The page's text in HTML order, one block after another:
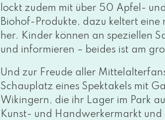
lockt zudem mit über 50 Apfel-
Biohof-Produkte, dazu kel­tert
her. Kinder kön­nen an spe­zi­el­len
und infor­mie­ren – bei­des ist am
Und zur Freude aller
Schauplatz eines Spektakels mit
Wikingern, die ihr Lager im Park
Kunst- und Handwerkermarkt